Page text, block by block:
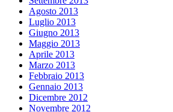
Agosto 2013
Luglio 2013
Giugno 2013
Maggio 2013
Aprile 2013
Marzo 2013
Febbraio 2013
Gennaio 2013
Dicembre 2012
Novembre 2012